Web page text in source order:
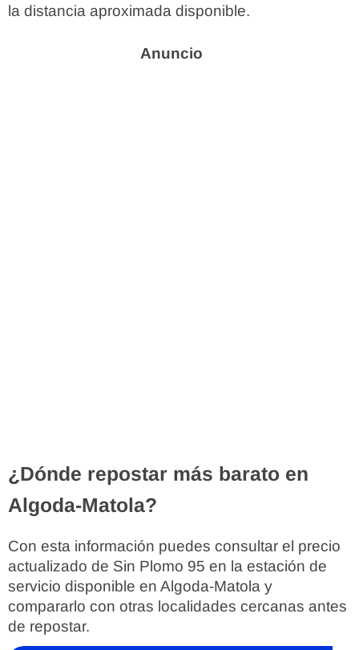
la distancia aproximada disponible.
¿Dónde repostar más barato en
Algoda-Matola?
Con esta información puedes consultar el precio
actualizado de Sin Plomo 95 en la estación de
servicio disponible en Algoda-Matola y
compararlo con otras localidades cercanas antes
de repostar.